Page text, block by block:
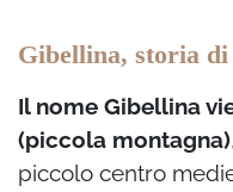
Gibellina, storia di
Il nome Gibellina
(piccola montagna)
piccolo centro